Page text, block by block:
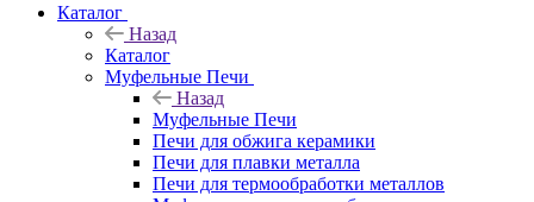
Каталог
Назад
Каталог
Муфельные Печи
Назад
Муфельные Печи
Печи для обжига керамики
Печи для плавки металла
Печи для термообработки металлов